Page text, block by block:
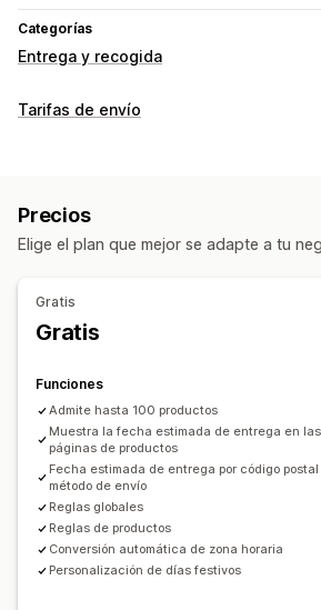
Categorías
Entrega y recogida
Opciones de entrega
Opciones de recogida
Cronogramas
Seguimiento en tiempo real
Seguimiento de pedidos
Tarifas de envío
Múltiples zonas
Precios
Elige el plan que mejor se adapte a tu
Gratis
Gratis
Funciones
Admite hasta 100 productos
Muestra la fecha estimada de entrega en las
páginas de productos
Fecha estimada de entrega por código postal
método de envío
Reglas globales
Reglas de productos
Conversión automática de zona horaria
Personalización de días festivos